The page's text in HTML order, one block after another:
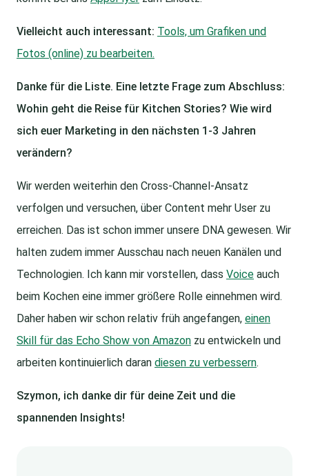
Vielleicht auch interessant: Tools, um Grafiken und
Fotos (online) zu bearbeiten.
Danke für die Liste. Eine letzte Frage zum Abschluss:
Wohin geht die Reise für Kitchen Stories? Wie wird
sich euer Marketing in den nächsten 1-3 Jahren
verändern?
Wir werden weiterhin den Cross-Channel-Ansatz
verfolgen und versuchen, über Content mehr User zu
erreichen. Das ist schon immer unsere DNA gewesen. Wir
halten zudem immer Ausschau nach neuen Kanälen und
Technologien. Ich kann mir vorstellen, dass Voice auch
beim Kochen eine immer größere Rolle einnehmen wird.
Daher haben wir schon relativ früh angefangen, einen
Skill für das Echo Show von Amazon zu entwickeln und
arbeiten kontinuierlich daran diesen zu verbessern.
Szymon, ich danke dir für deine Zeit und die
spannenden Insights!